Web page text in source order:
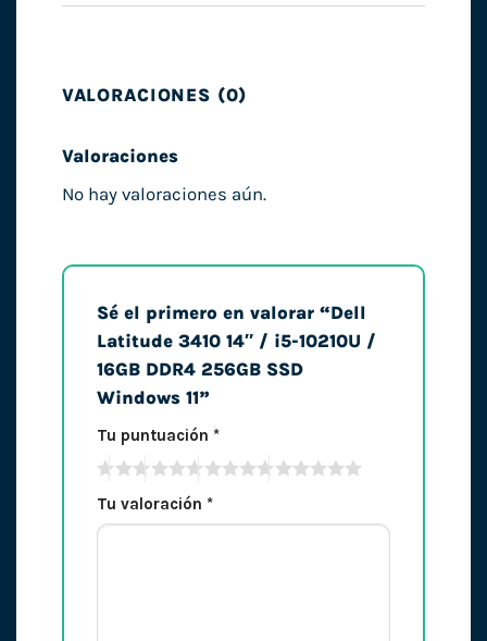
VALORACIONES (0)
Valoraciones
No hay valoraciones aún.
Sé el primero en valorar “Dell
Latitude 3410 14″ / i5-10210U /
16GB DDR4 256GB SSD
Windows 11”
Tu puntuación *
Tu valoración *